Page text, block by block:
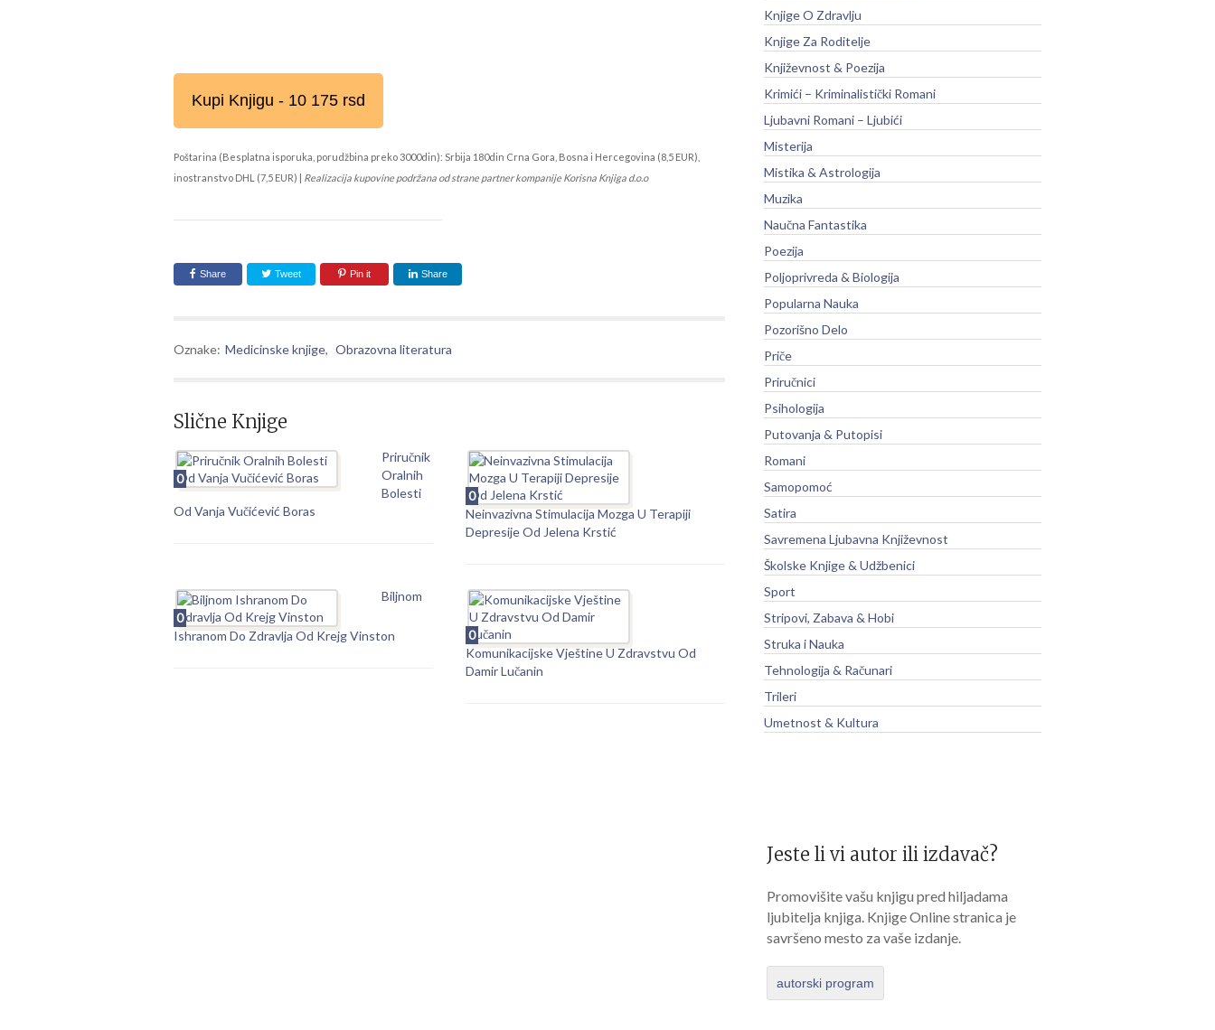
Kupi Knjigu - 10 175 rsd
Poštarina (Besplatna isporuka, porudžbina preko 3000din): Srbija 180din Crna Gora, Bosna i Hercegovina (8,5 EUR),
inostranstvo DHL (7,5 EUR) | Realizacija kupovine podržana od strane partner kompanije Korisna Knjiga d.o.o
Share Tweet Pin it Share
Oznake: Medicinske knjige, Obrazovna literatura
Slične Knjige
0
Priručnik
Oralnih
Bolesti
Od Vanja Vučićević Boras
0
Neinvazivna Stimulacija Mozga U Terapiji
Depresije Od Jelena Krstić
0
Biljnom
Ishranom Do Zdravlja Od Krejg Vinston
0
Komunikacijske Vještine U Zdravstvu Od
Damir Lučanin
Knjige O Zdravlju
Knjige Za Roditelje
Književnost & Poezija
Krimići – Kriminalistički Romani
Ljubavni Romani – Ljubići
Misterija
Mistika & Astrologija
Muzika
Naučna Fantastika
Poezija
Poljoprivreda & Biologija
Popularna Nauka
Pozorišno Delo
Priče
Priručnici
Psihologija
Putovanja & Putopisi
Romani
Samopomoć
Satira
Savremena Ljubavna Književnost
Školske Knjige & Udžbenici
Sport
Stripovi, Zabava & Hobi
Struka i Nauka
Tehnologija & Računari
Trileri
Umetnost & Kultura
Jeste li vi autor ili izdavač?
Promovišite vašu knjigu pred hiljadama
ljubitelja knjiga. Knjige Online stranica je
savršeno mesto za vaše izdanje.
autorski program